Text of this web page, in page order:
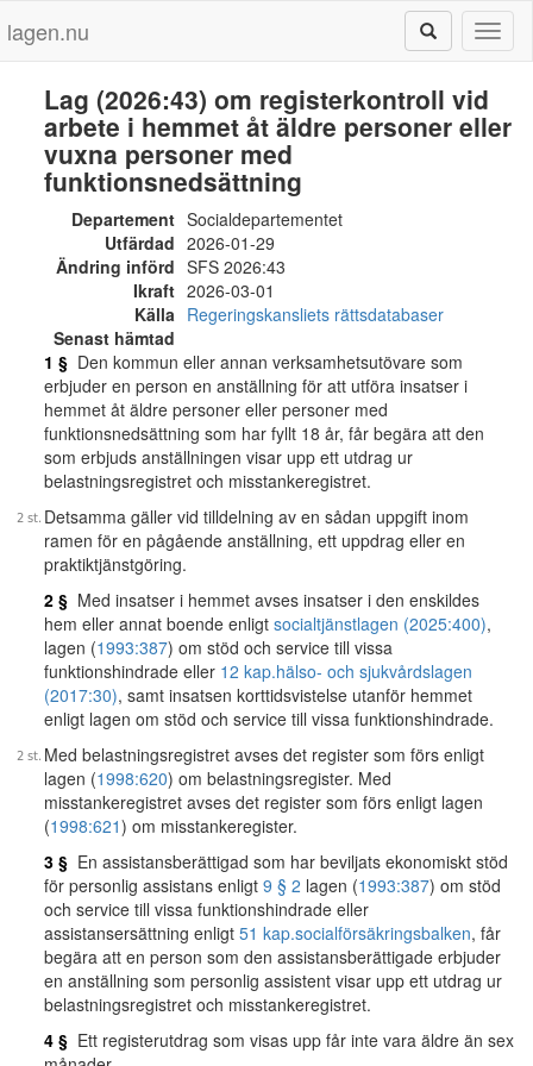
lagen.nu
Lag (2026:43) om registerkontroll vid
arbete i hemmet åt äldre personer eller
vuxna personer med
funktionsnedsättning
Departement Socialdepartementet
Utfärdad 2026-01-29
Ändring införd SFS 2026:43
Ikraft 2026-03-01
Källa Regeringskansliets rättsdatabaser
Senast hämtad
1 § Den kommun eller annan verksamhetsutövare som
erbjuder en person en anställning för att utföra insatser i
hemmet åt äldre personer eller personer med
funktionsnedsättning som har fyllt 18 år, får begära att den
som erbjuds anställningen visar upp ett utdrag ur
belastningsregistret och misstankeregistret.
Detsamma gäller vid tilldelning av en sådan uppgift inom
ramen för en pågående anställning, ett uppdrag eller en
praktiktjänstgöring.
2 § Med insatser i hemmet avses insatser i den enskildes
hem eller annat boende enligt socialtjänstlagen (2025:400),
lagen (1993:387) om stöd och service till vissa
funktionshindrade eller 12 kap.hälso- och sjukvårdslagen
(2017:30), samt insatsen korttidsvistelse utanför hemmet
enligt lagen om stöd och service till vissa funktionshindrade.
Med belastningsregistret avses det register som förs enligt
lagen (1998:620) om belastningsregister. Med
misstankeregistret avses det register som förs enligt lagen
(1998:621) om misstankeregister.
3 § En assistansberättigad som har beviljats ekonomiskt stöd
för personlig assistans enligt 9 § 2 lagen (1993:387) om stöd
och service till vissa funktionshindrade eller
assistansersättning enligt 51 kap.socialförsäkringsbalken, får
begära att en person som den assistansberättigade erbjuder
en anställning som personlig assistent visar upp ett utdrag ur
belastningsregistret och misstankeregistret.
4 § Ett registerutdrag som visas upp får inte vara äldre än sex